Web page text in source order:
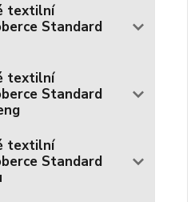
textilní
Standard
textilní
Standard
textilní
Standard